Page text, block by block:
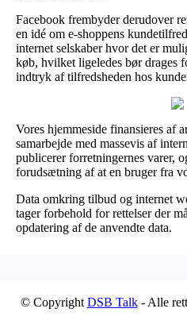
Facebook frembyder derudover
en idé om e-shoppens
internet selskaber hvor det er
køb, hvilket ligeledes bør drages
indtryk af tilfredsheden hos
Vores hjemmeside finansieres af
samarbejde med massevis af
publicerer forretningernes varer,
forudsætning af at en bruger fra
Data omkring tilbud og internet
tager forbehold for rettelser der
opdatering af de anvendte data.
© Copyright DSB Talk- Alle